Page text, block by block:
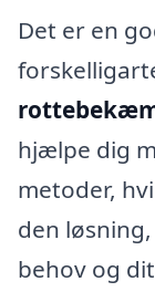
Det er en
hjælpe dig
metoder,
den
behov og